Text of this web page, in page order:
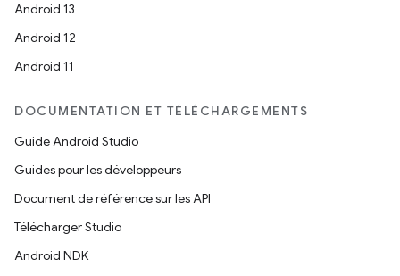
Android 13
Android 12
Android 11
DOCUMENTATION ET TÉLÉCHARGEMENTS
Guide Android Studio
Guides pour les développeurs
Document de référence sur les API
Télécharger Studio
Android NDK